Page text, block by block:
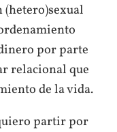
por parte
relacional que
de la vida.
partir por